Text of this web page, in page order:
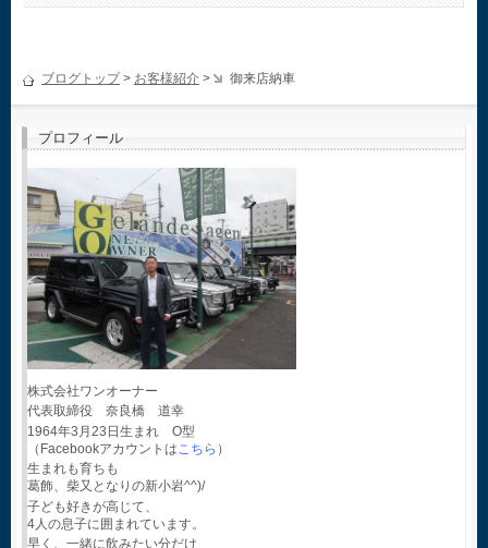
ブログトップ> お客様紹介 > 御来店納車
プロフィール
株式会社ワンオーナー
代表取締役 奈良橋 道幸
1964年3月23日生まれ O型
（Facebookアカウントはこちら ）
生まれも育ちも
葛飾、柴又となりの新小岩^^)/
子ども好きが高じて、
4人の息子に囲まれています。
早く、一緒に飲みたい分だけ